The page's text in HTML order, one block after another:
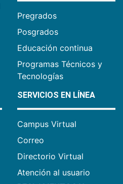
Pregrados
Posgrados
Educación continua
Programas Técnicos y
Tecnologías
SERVICIOS EN LÍNEA
Campus Virtual
Correo
Directorio Virtual
Atención al usuario